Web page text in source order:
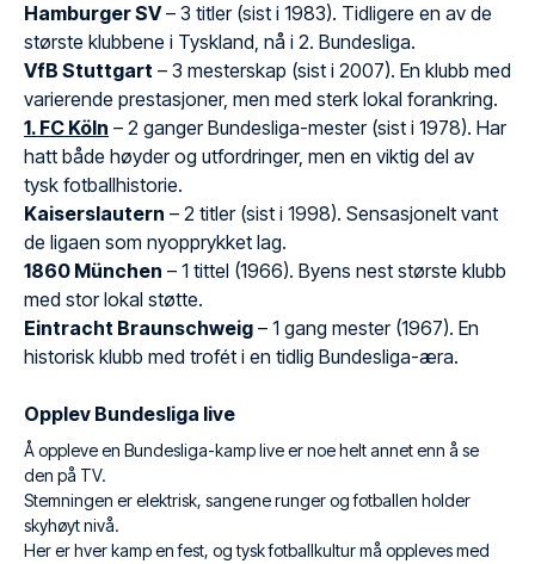
Hamburger SV– 3 titler (sist i 1983). Tidligere en av de
største klubbene i Tyskland, nå i 2. Bundesliga.
VfB Stuttgart – 3 mesterskap (sist i 2007). En klubb med
varierende prestasjoner, men med sterk lokal forankring.
1. FC Köln – 2 ganger Bundesliga-mester (sist i 1978). Har
hatt både høyder og utfordringer, men en viktig del av
tysk fotballhistorie.
Kaiserslautern – 2 titler (sist i 1998). Sensasjonelt vant
de ligaen som nyopprykket lag.
1860 München – 1 tittel (1966). Byens nest største klubb
med stor lokal støtte.
Eintracht Braunschweig – 1 gang mester (1967). En
historisk klubb med trofét i en tidlig Bundesliga-æra.
Opplev Bundesliga live
Å oppleve en Bundesliga-kamp live er noe helt annet enn å se
den på TV.
Stemningen er elektrisk, sangene runger og fotballen holder
skyhøyt nivå.
Her er hver kamp en fest, og tysk fotballkultur må oppleves med